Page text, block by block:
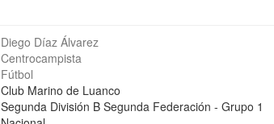
Diego Díaz Álvarez
Centrocampista
Fútbol
Club Marino de Luanco
Segunda División B Segunda Federación - Grupo 1